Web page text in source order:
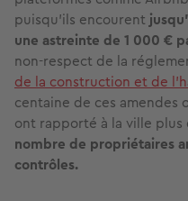
puisqu’ils encourent
une astreinte de 1 000 €
non-respect de la
de la construction et de
centaine de ces
ont rapporté à la ville plus
nombre de propriétaires
contrôles.